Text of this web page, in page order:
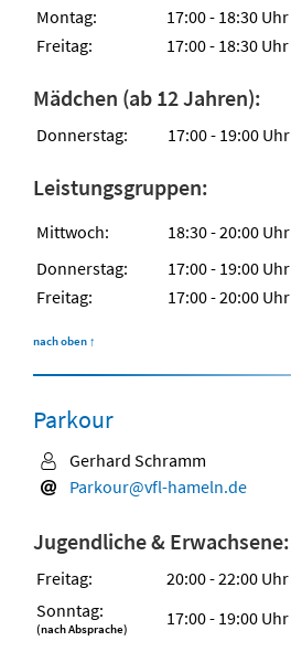
Montag: 17:00 - 18:30 Uhr
Freitag:
17:00 - 18:30 Uhr
Mädchen (ab 12 Jahren):
Donnerstag: 17:00 - 19:00 Uhr
Leistungsgruppen:
Mittwoch: 18:30 - 20:00 Uhr
Donnerstag: 17:00 - 19:00 Uhr
Freitag:
17:00 - 20:00 Uhr
nach oben ↑
Parkour
Gerhard Schramm
Parkour@vfl-hameln.de
Jugendliche & Erwachsene:
Freitag: 20:00 - 22:00 Uhr
Sonntag:
(nach Absprache) 17:00 - 19:00 Uhr